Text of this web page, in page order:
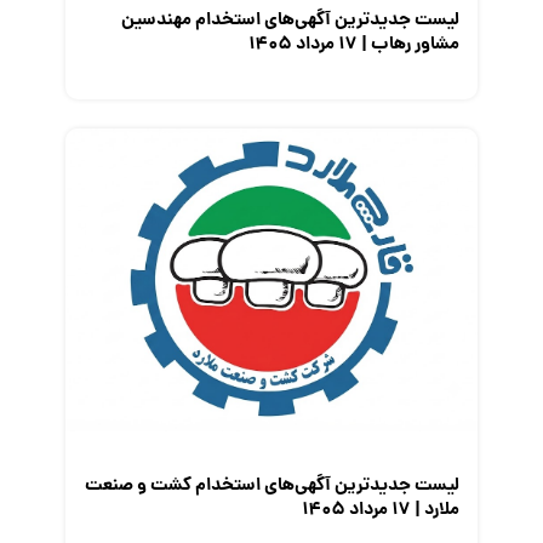
لیست جدیدترین آگهی‌های استخدام مهندسین
مشاور رهاب | ۱۷ مرداد ۱۴۰۵
لیست جدیدترین آگهی‌های استخدام کشت و صنعت
ملارد | ۱۷ مرداد ۱۴۰۵